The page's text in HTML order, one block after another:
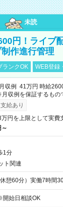
未読
円！ライブ
作進行管理
ランクOK WEB登録
収例 41万円 時給
収例を保証するもの
利用可（利用条件有）
給あり
万円を上限として実費
1分
ト関連
憩60分）実働7時間
始日相談OK